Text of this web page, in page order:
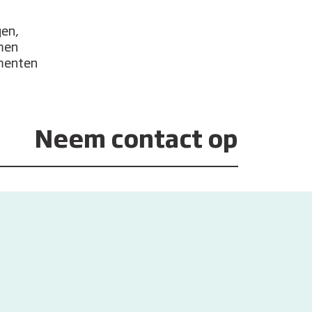
Neem contact op